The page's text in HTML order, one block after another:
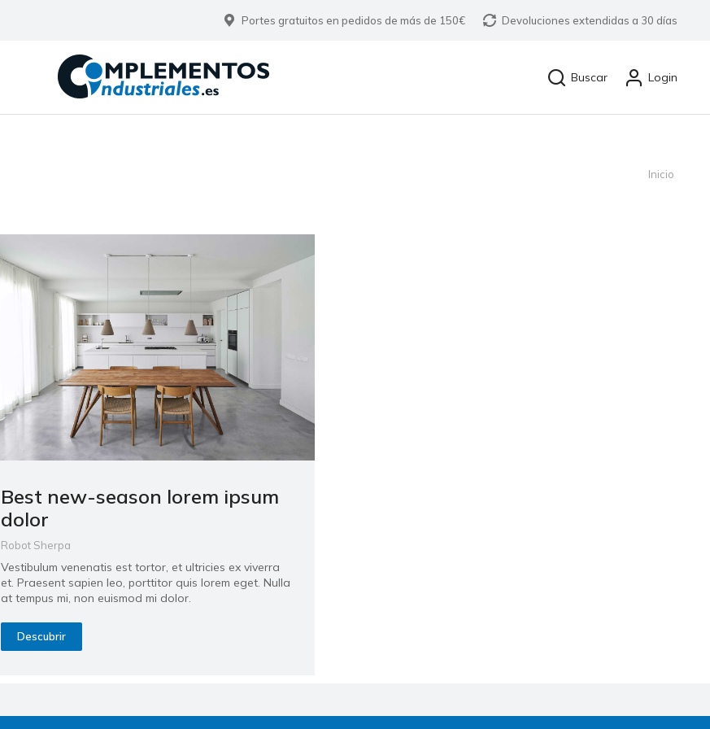
Portes gratuitos en pedidos de más de 150€ Devoluciones extendidas a 30 días
Buscar Login
Estás
Inicio
Best new-season lorem ipsum
dolor
Robot Sherpa
Vestibulum venenatis est tortor, et ultricies ex viverra
et. Praesent sapien leo, porttitor quis lorem eget. Nulla
at tempus mi, non euismod mi dolor.
Descubrir